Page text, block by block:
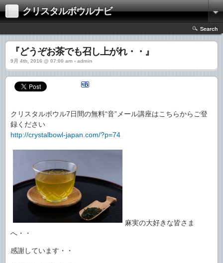
クリスタルボウルナビ
Search
『どうぞお茶でも召し上がれ・・』
9月 4th, 2016 @ 07:00 am › admin
クリスタルボウル7日間の無料“音”メール講座はこちらからご登
録ください
http://crystalbowl-japan.com/?p=74
麻実の大好きな皆さま
へ・・
感謝しています・・